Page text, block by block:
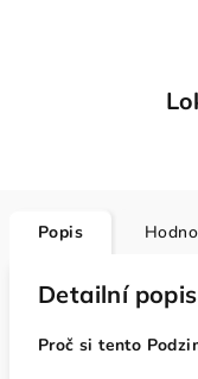
Popis
Detailní
Proč si tento